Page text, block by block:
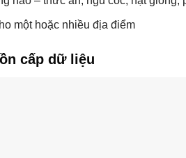
một hoặc nhiều địa điểm
cấp dữ liệu